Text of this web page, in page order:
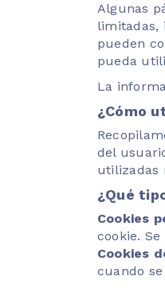
Algunas
limitadas,
pueden
pueda
La
¿Cómo
del
utilizadas
¿Qué
Cookies
cookie.
Cookies
cuando